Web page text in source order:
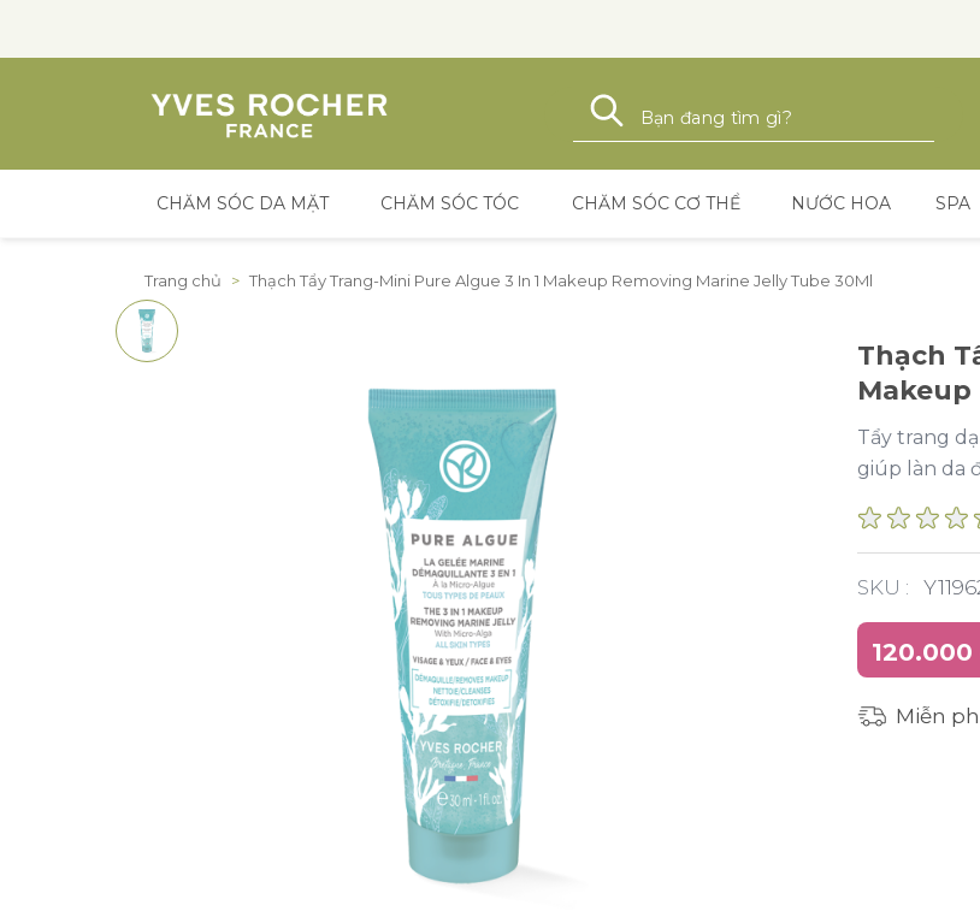
Tìm kiếm
CHĂM SÓC DA MẶT CHĂM SÓC TÓC CHĂM SÓC CƠ THỂ NƯỚC HOA SPA
Trang chủ > Thạch Tẩy Trang-Mini Pure Algue 3 In 1 Makeup Removing Marine Jelly Tube 30Ml
Thạch
Makeup
Tẩy trang
giúp làn da
SKU :
120.000
Miễn